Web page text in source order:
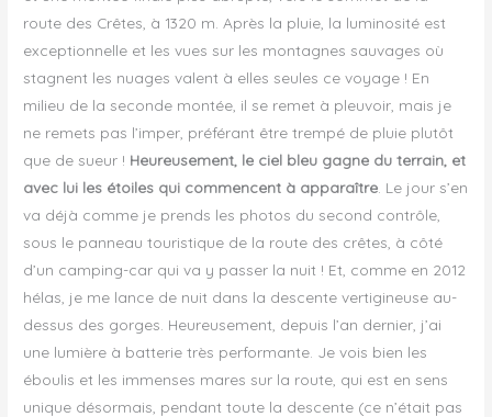
route des Crêtes, à 1320 m. Après la pluie, la luminosité est
exceptionnelle et les vues sur les montagnes sauvages où
stagnent les nuages valent à elles seules ce voyage ! En
milieu de la seconde montée, il se remet à pleuvoir, mais je
ne remets pas l’imper, préférant être trempé de pluie plutôt
que de sueur ! Heureusement, le ciel bleu gagne du terrain, et
avec lui les étoiles qui commencent à apparaître . Le jour s’en
va déjà comme je prends les photos du second contrôle,
sous le panneau touristique de la route des crêtes, à côté
d’un camping-car qui va y passer la nuit ! Et, comme en 2012
hélas, je me lance de nuit dans la descente vertigineuse au-
dessus des gorges. Heureusement, depuis l’an dernier, j’ai
une lumière à batterie très performante. Je vois bien les
éboulis et les immenses mares sur la route, qui est en sens
unique désormais, pendant toute la descente (ce n’était pas